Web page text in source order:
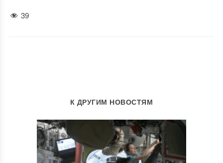
39
К ДРУГИМ НОВОСТЯМ